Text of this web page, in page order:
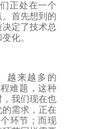
正处在一个
首先想到的
定了技术总
化。
越来越多的
难题，这种
我们现在也
需求，正在
环节；而现